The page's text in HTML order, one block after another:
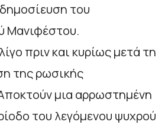
του
Μανιφέστου.
πριν και κυρίως μετά τη
της ρωσικής
μια αρρωστημένη
του λεγόμενου ψυχρού